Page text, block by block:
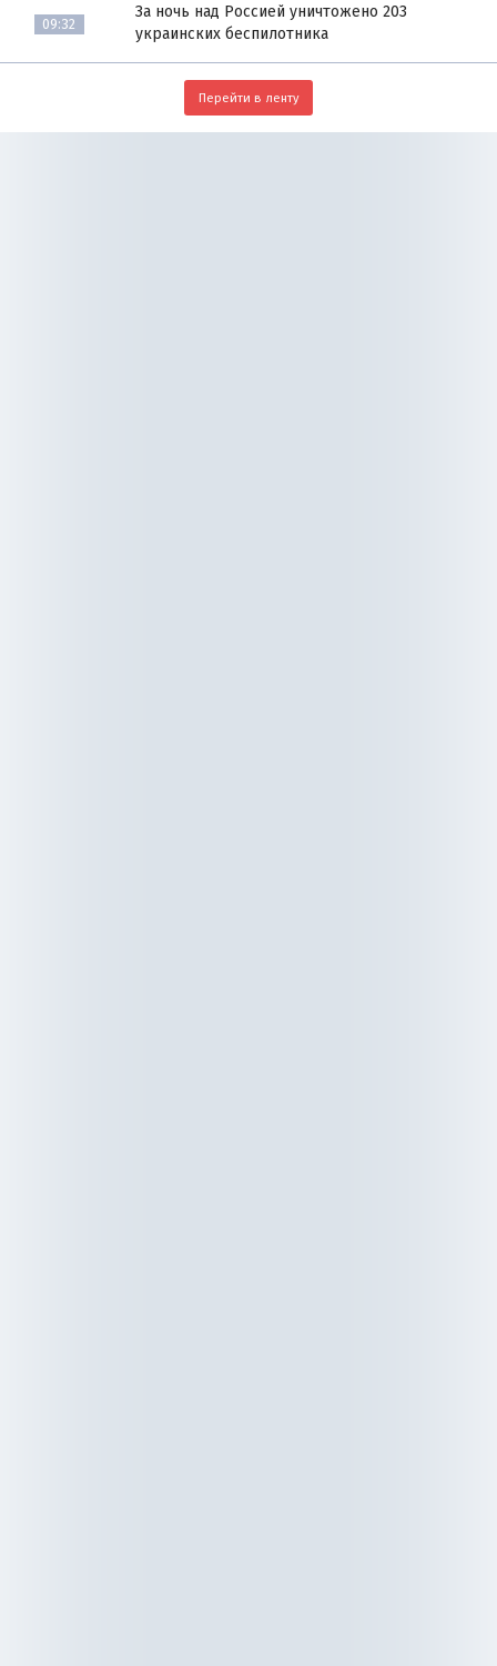
09:32
За ночь над Россией уничтожено 203
украинских беспилотника
Перейти в ленту